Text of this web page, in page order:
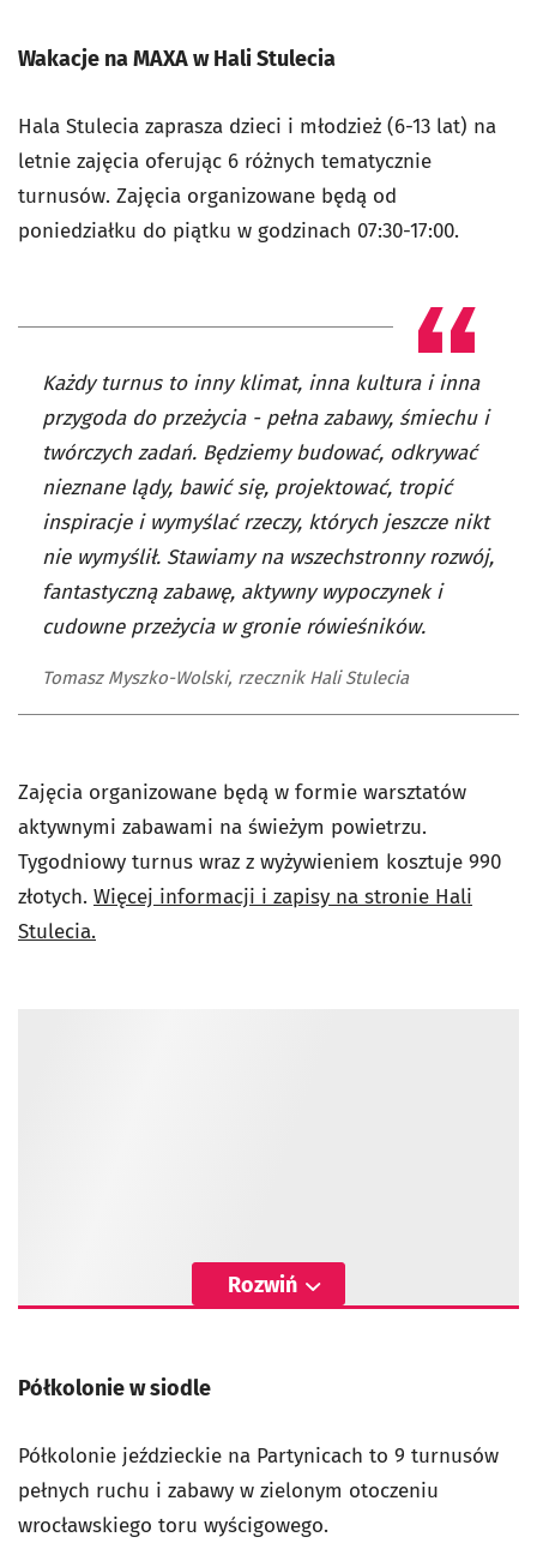
Wakacje na MAXA w Hali Stulecia
Hala Stulecia zaprasza dzieci i młodzież (6-13 lat) na
letnie zajęcia oferując 6 różnych tematycznie
turnusów. Zajęcia organizowane będą od
poniedziałku do piątku w godzinach 07:30-17:00.
Każdy turnus to inny klimat, inna kultura i inna
przygoda do przeżycia - pełna zabawy, śmiechu i
twórczych zadań. Będziemy budować, odkrywać
nieznane lądy, bawić się, projektować, tropić
inspiracje i wymyślać rzeczy, których jeszcze nikt
nie wymyślił. Stawiamy na wszechstronny rozwój,
fantastyczną zabawę, aktywny wypoczynek i
cudowne przeżycia w gronie rówieśników.
Tomasz Myszko-Wolski, rzecznik Hali Stulecia
Zajęcia organizowane będą w formie warsztatów
aktywnymi zabawami na świeżym powietrzu.
Tygodniowy turnus wraz z wyżywieniem kosztuje 990
złotych. Więcej informacji i zapisy na stronie Hali
Stulecia.
Rozwiń
Półkolonie w siodle
Półkolonie jeździeckie na Partynicach to 9 turnusów
pełnych ruchu i zabawy w zielonym otoczeniu
wrocławskiego toru wyścigowego.